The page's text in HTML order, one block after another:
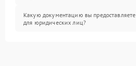
Какую документацию вы предоставляете
для юридических лиц?